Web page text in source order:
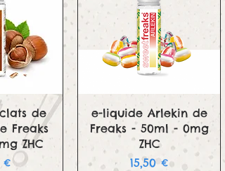
de
Freaks
ZHC
€
Aperçu rapide
e-liquide Arlekin de
Freaks - 50ml - 0mg
ZHC
Prix
15,50 €